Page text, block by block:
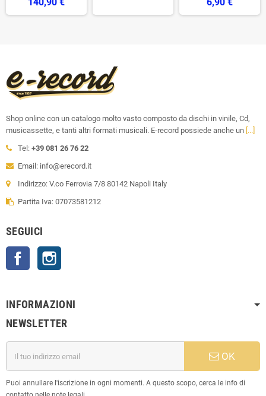
Shop online con un catalogo molto vasto composto da dischi in vinile, Cd,
musicassette, e tanti altri formati musicali. E-record possiede anche un [...]
Tel: +39 081 26 76 22
Email: info@erecord.it
Indirizzo: V.co Ferrovia 7/8 80142 Napoli Italy
Partita Iva: 07073581212
SEGUICI
Facebook
INFORMAZIONI
NEWSLETTER
OK
Puoi annullare l'iscrizione in ogni momenti. A questo scopo, cerca le info di